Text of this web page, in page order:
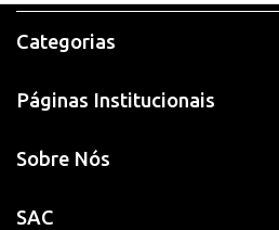
Categorias
Páginas Institucionais
Sobre Nós
SAC